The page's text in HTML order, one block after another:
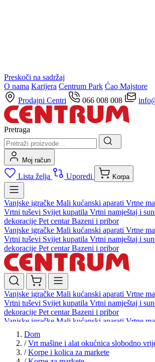
Preskoči na sadržaj
O nama Karijera Centrum Park Ćao Majstore
Prodajni Centri
066 008 008
Pretraga
Moj račun
Lista želja Uporedi Korpa
Vanjske igračke Mali kućanski aparati Vrtne
Vrtni tuševi Svijet kupatila Vrtni namještaj i
dekoracije Pet centarBazeni i pribor
Vanjske igračke Mali kućanski aparati Vrtne
Vrtni tuševi Svijet kupatila Vrtni namještaj i
dekoracije Pet centarBazeni i pribor
Vanjske igračke Mali kućanski aparati Vrtne
Vrtni tuševi Svijet kupatila Vrtni namještaj i
dekoracije Pet centarBazeni i pribor
Vanjske igračke Mali kućanski aparati Vrtne
Vrtni tuševi
dekoracijePet centar Bazeni i pribor
Dom
/ Vrt mašine i alat okućnica slobodno
/ Korpe i kolica za markete